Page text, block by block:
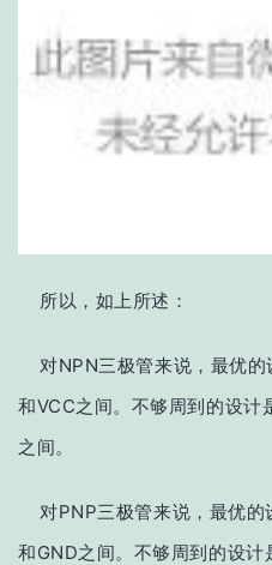
所以，如上所述：
对NPN三极管来说，最优的
和VCC之间。不够周到的设计
之间。
对PNP三极管来说，最优的
和GND之间。不够周到的设